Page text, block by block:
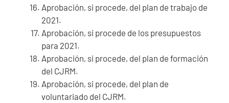
Aprobación, si procede, del plan de trabajo de
2021.
Aprobación, si procede de los presupuestos
para 2021.
Aprobación, si procede, del plan de formación
del CJRM.
Aprobación, si procede, del plan de
voluntariado del CJRM.